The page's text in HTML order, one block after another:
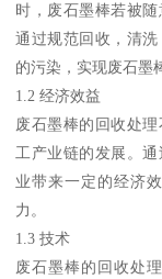
时，废石墨棒若被随
通过规范回收，清
的污染，实现废石墨
1.2 经济效益
废石墨棒的回收处
工产业链的发展。
业带来一定的经济
力。
1.3 技术
废石墨棒的回收处